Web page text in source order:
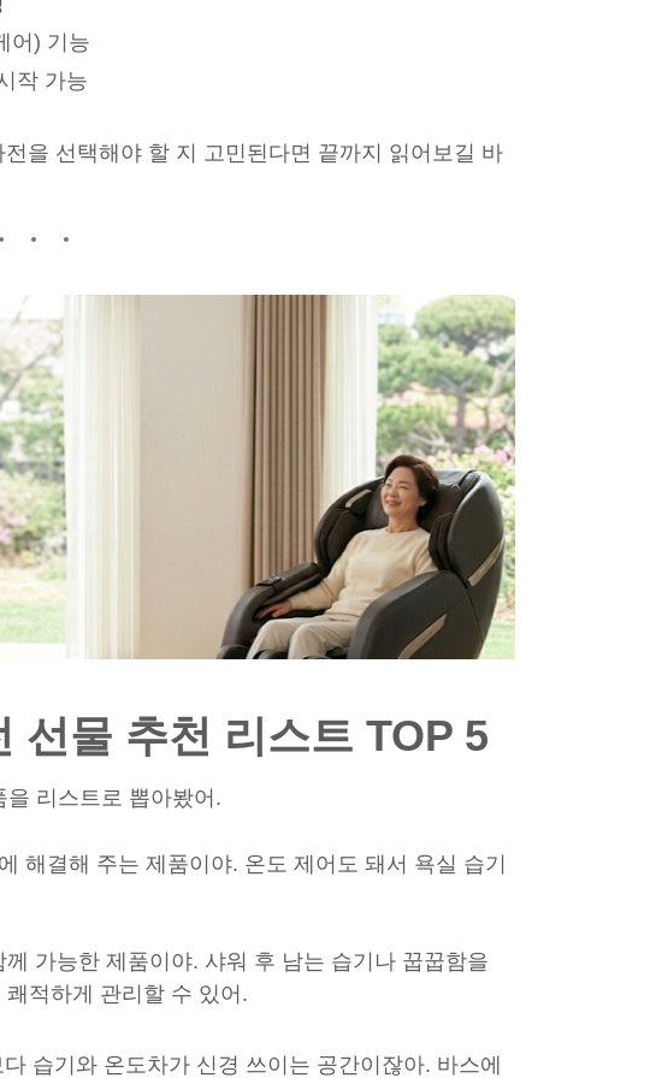
어) 기능
작 가능
을 선택해야 할 지 고민된다면 끝까지 읽어보길 바
선물 추천 리스트 TOP 5
리스트로 뽑아봤어.
해결해 주는 제품이야. 온도 제어도 돼서 욕실 습기
가능한 제품이야. 샤워 후 남는 습기나 꿉꿉함을
적하게 관리할 수 있어.
습기와 온도차가 신경 쓰이는 공간이잖아. 바스에